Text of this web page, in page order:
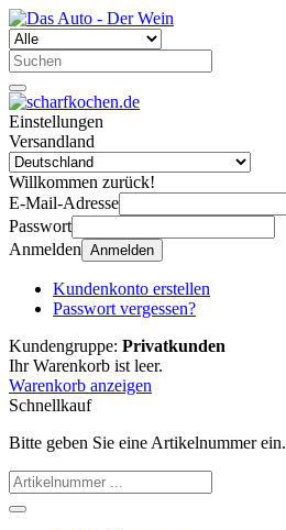
Einstellungen
Versandland
Willkommen zurück!
E-Mail-Adresse
Passwort
Anmelden Anmelden
Kundenkonto erstellen
Passwort vergessen?
Kundengruppe: Privatkunden
Ihr Warenkorb ist leer.
Warenkorb anzeigen
Schnellkauf
Bitte geben Sie eine Artikelnummer ein.